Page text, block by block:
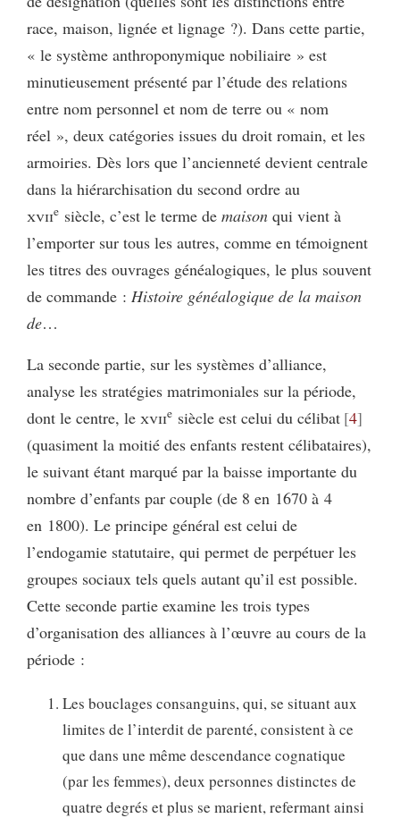
race, maison, lignée et lignage ?). Dans cette partie,
« le système anthroponymique nobiliaire » est
minutieusement présenté par l’étude des relations
entre nom personnel et nom de terre ou « nom
réel », deux catégories issues du droit romain, et les
armoiries. Dès lors que l’ancienneté devient centrale
dans la hiérarchisation du second ordre au
xviie siècle, c’est le terme de maison qui vient à
l’emporter sur tous les autres, comme en témoignent
les titres des ouvrages généalogiques, le plus souvent
de commande : Histoire généalogique de la maison
de…
La seconde partie, sur les systèmes d’alliance,
analyse les stratégies matrimoniales sur la période,
dont le centre, le xviie siècle est celui du célibat 4
(quasiment la moitié des enfants restent célibataires),
le suivant étant marqué par la baisse importante du
nombre d’enfants par couple (de 8 en 1670 à 4
en 1800). Le principe général est celui de
l’endogamie statutaire, qui permet de perpétuer les
groupes sociaux tels quels autant qu’il est possible.
Cette seconde partie examine les trois types
d’organisation des alliances à l’œuvre au cours de la
période :
Les bouclages consanguins, qui, se situant aux
limites de l’interdit de parenté, consistent à ce
que dans une même descendance cognatique
(par les femmes), deux personnes distinctes de
quatre degrés et plus se marient, refermant ainsi